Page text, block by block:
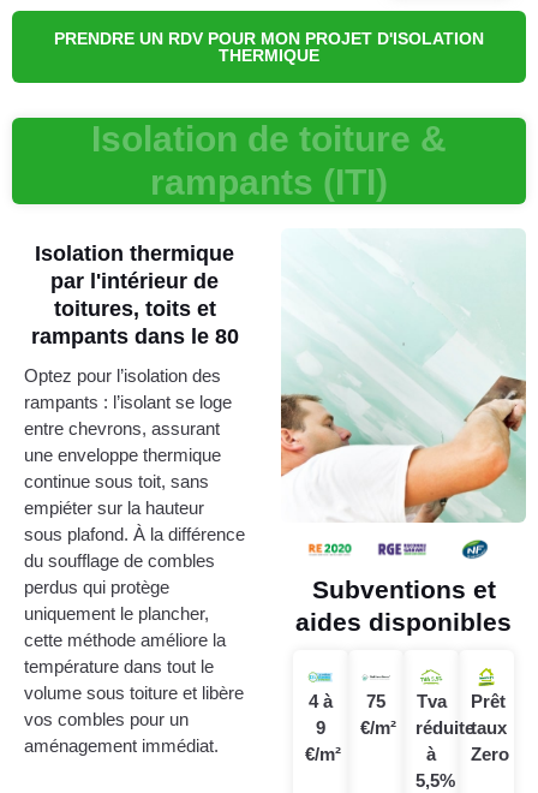
PRENDRE UN RDV POUR MON PROJET D'ISOLATION
THERMIQUE
Isolation de toiture &
rampants (ITI)
Isolation thermique
par l'intérieur de
toitures, toits et
rampants dans le 80
Optez pour l’isolation des
rampants : l’isolant se loge
entre chevrons, assurant
une enveloppe thermique
continue sous toit, sans
empiéter sur la hauteur
sous plafond. À la différence
du soufflage de combles
perdus qui protège
uniquement le plancher,
cette méthode améliore la
température dans tout le
volume sous toiture et libère
vos combles pour un
aménagement immédiat.
Subventions et
aides disponibles
4 à
9
€/m²
75
€/m²
Tva
réduite
à
5,5%
Prêt
taux
Zero